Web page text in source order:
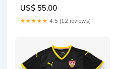
US$ 55.00
★★★★★ 4.5 (12 reviews)